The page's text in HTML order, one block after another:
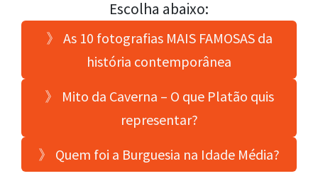
Escolha abaixo:
》 As 10 fotografias MAIS FAMOSAS da
história contemporânea
》 Mito da Caverna – O que Platão quis
representar?
》 Quem foi a Burguesia na Idade Média?